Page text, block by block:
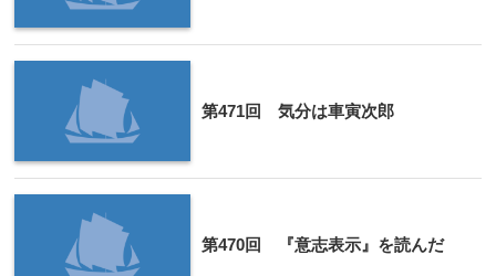
第471回 気分は車寅次郎
第470回 『意志表示』を読んだ